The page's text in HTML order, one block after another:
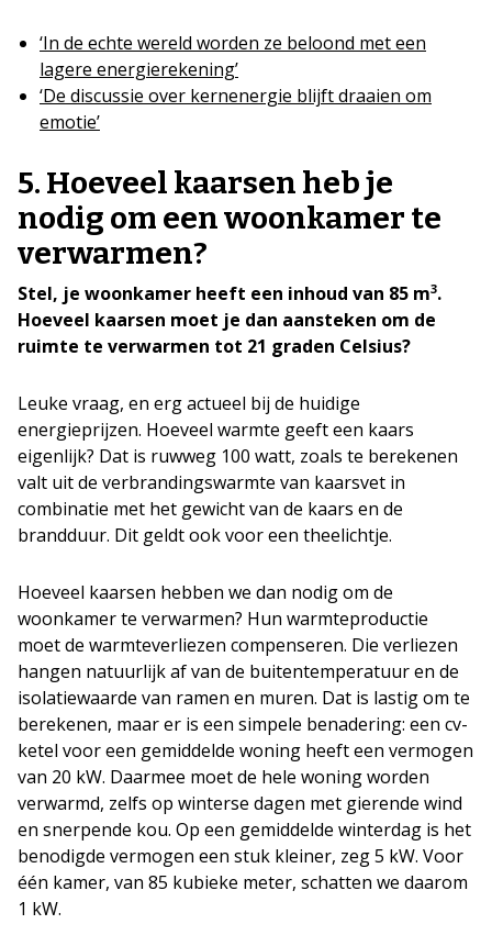
‘In de echte wereld worden ze beloond met een
lagere energierekening’
‘De discussie over kernenergie blijft draaien om
emotie’
5. Hoeveel kaarsen heb je
nodig om een woonkamer te
verwarmen?
Stel, je woonkamer heeft een inhoud van 85 m3.
Hoeveel kaarsen moet je dan aansteken om de
ruimte te verwarmen tot 21 graden Celsius?
Leuke vraag, en erg actueel bij de huidige
energieprijzen. Hoeveel warmte geeft een kaars
eigenlijk? Dat is ruwweg 100 watt, zoals te berekenen
valt uit de verbrandingswarmte van kaarsvet in
combinatie met het gewicht van de kaars en de
brandduur. Dit geldt ook voor een theelichtje.
Hoeveel kaarsen hebben we dan nodig om de
woonkamer te verwarmen? Hun warmteproductie
moet de warmteverliezen compenseren. Die verliezen
hangen natuurlijk af van de buitentemperatuur en de
isolatiewaarde van ramen en muren. Dat is lastig om te
berekenen, maar er is een simpele benadering: een cv-
ketel voor een gemiddelde woning heeft een vermogen
van 20 kW. Daarmee moet de hele woning worden
verwarmd, zelfs op winterse dagen met gierende wind
en snerpende kou. Op een gemiddelde winterdag is het
benodigde vermogen een stuk kleiner, zeg 5 kW. Voor
één kamer, van 85 kubieke meter, schatten we daarom
1 kW.